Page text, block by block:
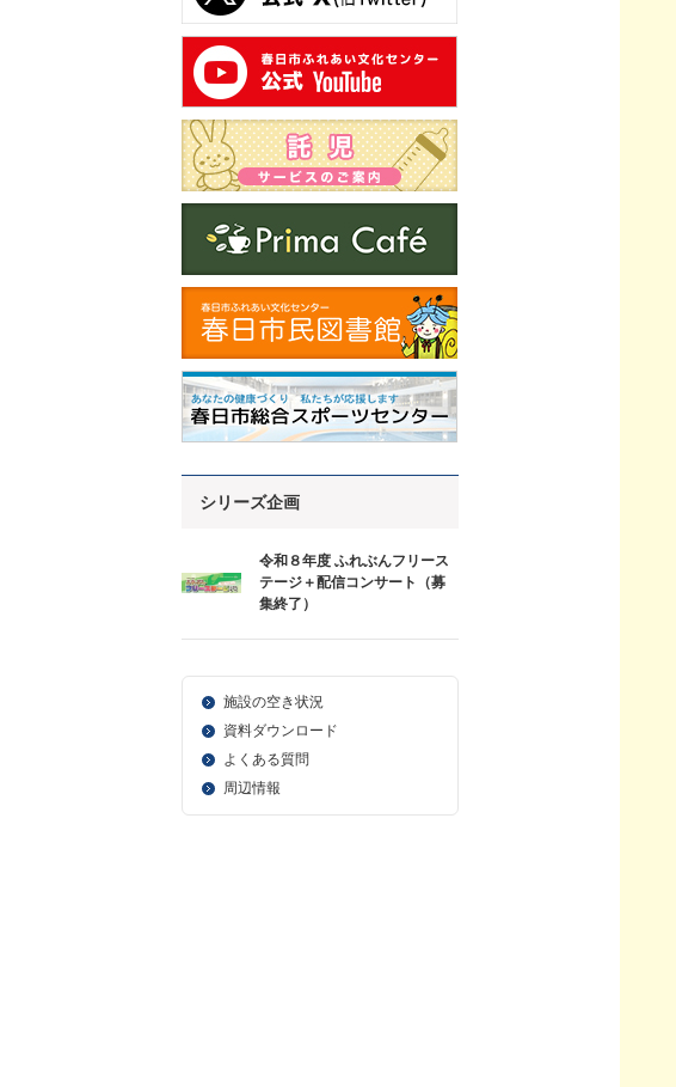
シリーズ企画
令和８年度 ふれぶんフリース
テージ＋配信コンサート（募
集終了）
施設の空き状況
資料ダウンロード
よくある質問
周辺情報